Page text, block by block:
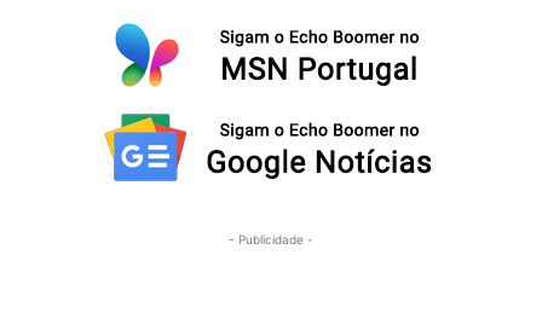
- Publicidade -